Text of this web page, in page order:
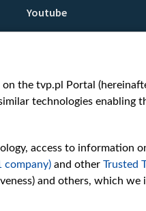
Youtube
Белсат news
Belsat English
Biełsat PL
Белсат Shorts
Белсат History
Белсат Music
the tvp.pl Portal
technologies enabling
access to information
company) and other Trusted
and others, which we